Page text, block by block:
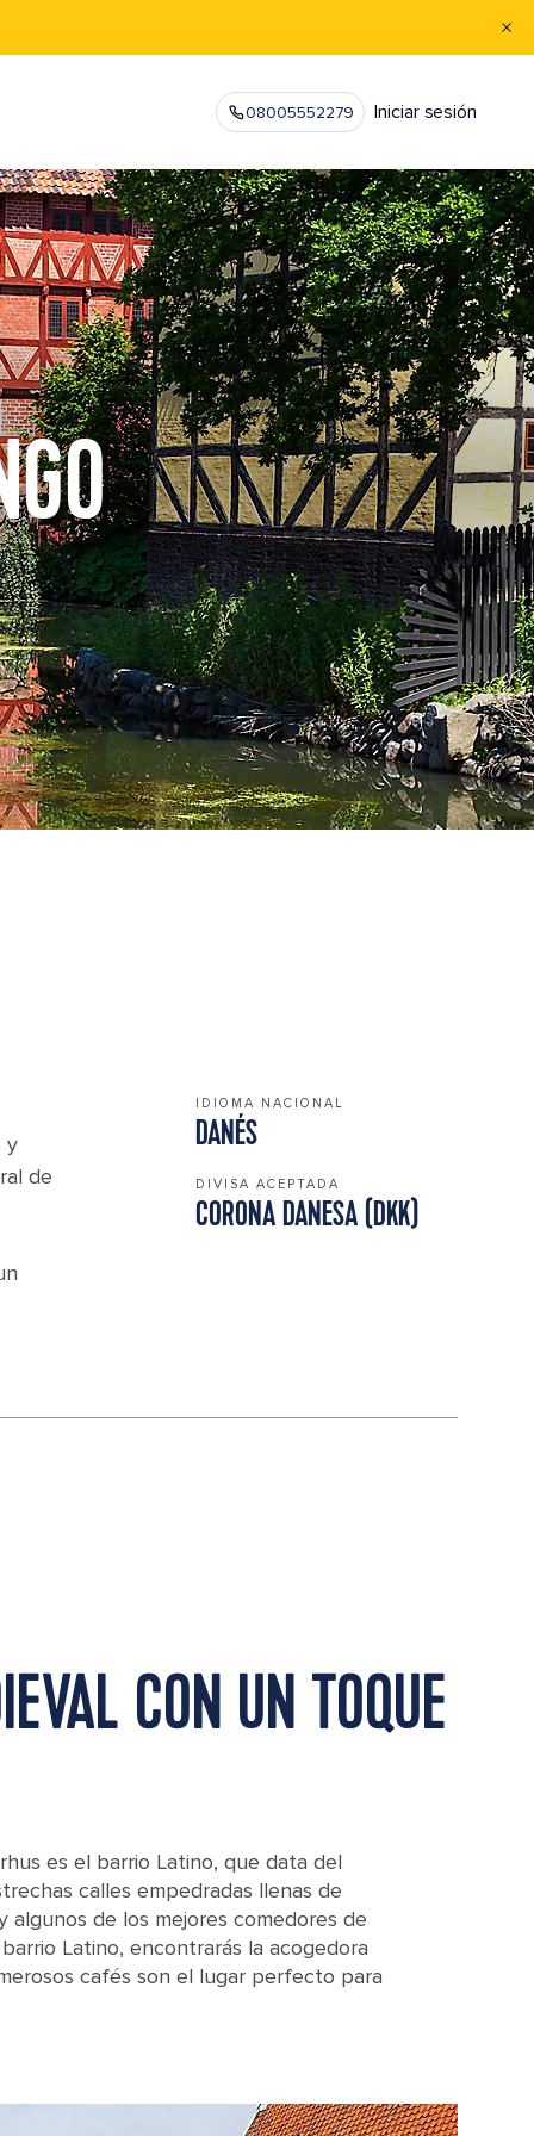
08005552279 Iniciar sesión
y
de
IDIOMA NACIONAL
DANÉS
DIVISA ACEPTADA
CORONA DANESA (DKK)
CON UN TOQUE
es el barrio Latino, que data del
calles empedradas llenas de
algunos de los mejores comedores de
Latino, encontrarás la acogedora
cafés son el lugar perfecto para